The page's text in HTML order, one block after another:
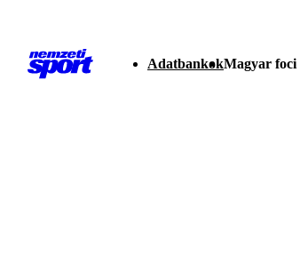
AdatbankokMagyar foci